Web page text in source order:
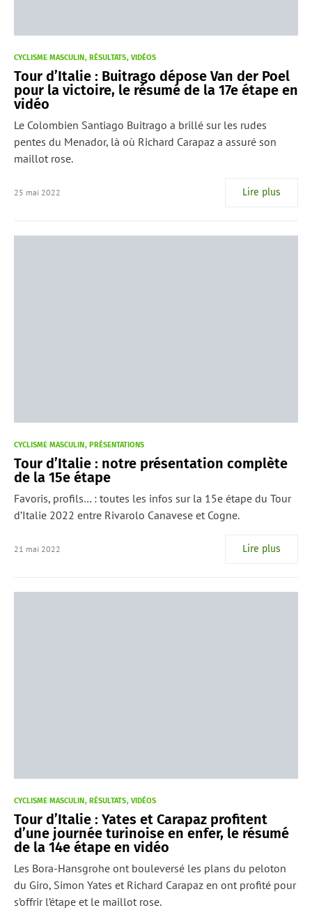
CYCLISME MASCULIN RÉSULTATS VIDÉOS
Tour d’Italie : Buitrago dépose Van der Poel
pour la victoire, le résumé de la 17e étape en
vidéo
Le Colombien Santiago Buitrago a brillé sur les rudes
pentes du Menador, là où Richard Carapaz a assuré son
maillot rose.
25 mai 2022 Lire plus
CYCLISME MASCULIN PRÉSENTATIONS
Tour d’Italie : notre présentation complète
de la 15e étape
Favoris, profils… : toutes les infos sur la 15e étape du Tour
d’Italie 2022 entre Rivarolo Canavese et Cogne.
21 mai 2022 Lire plus
CYCLISME MASCULIN RÉSULTATS VIDÉOS
Tour d’Italie : Yates et Carapaz profitent
d’une journée turinoise en enfer, le résumé
de la 14e étape en vidéo
Les Bora-Hansgrohe ont bouleversé les plans du peloton
du Giro, Simon Yates et Richard Carapaz en ont profité pour
s’offrir l’étape et le maillot rose.